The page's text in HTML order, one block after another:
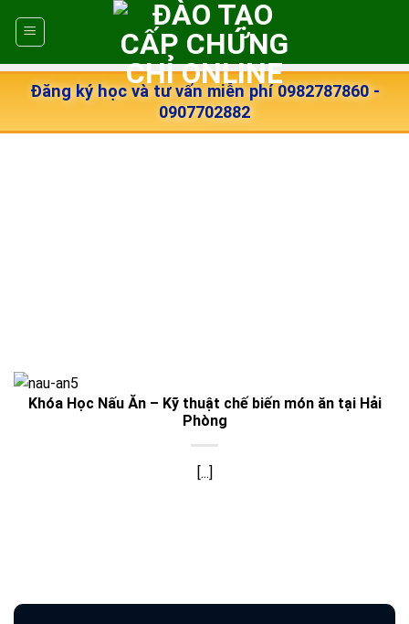
Đăng ký học và tư vấn miễn phí 0982787860 -
0907702882
Khóa Học Nấu Ăn – Kỹ thuật chế biến món ăn tại Hải
Phòng
[...]